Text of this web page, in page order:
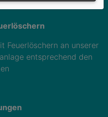
Feuerlöschern an unserer
entsprechend den